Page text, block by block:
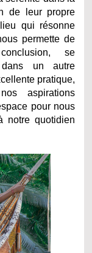
de leur propre
qui résonne
permette de
se
un autre
pratique,
aspirations
pour nous
notre quotidien